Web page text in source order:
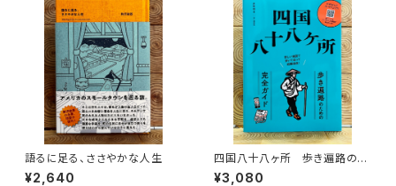
語るに足る、ささやかな人生
¥2,640
四国八十八ヶ所 歩き遍路のた
めの完全ガイド
¥3,080